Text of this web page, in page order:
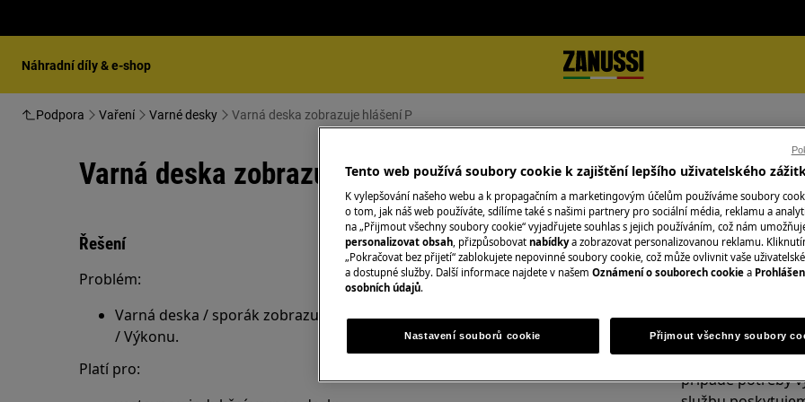
Náhradní díly & e-shop
Podpora Vaření Varné desky Varná deska zobrazuje hlášení P
Varná deska zobrazuje hlášení P
Řešení
Problém:
Varná deska / sporák zobrazuje hlášení P. Naznačuje to aktivaci funce Posílení
/ Výkonu.
Platí pro:
Objednejte si
V oblasti, ve
Fixní cena
kvalifikovaní
nejprve
případě potřeby
Tento web používá soubory cookie k zajištění lepšího uživatelského
K vylepšování našeho webu a k propagačním a marketingovým účelům používáme soubory
o tom, jak náš web používáte, sdílíme také s našimi partnery pro sociální média, reklamu a
na „Přijmout všechny soubory cookie“ vyjadřujete souhlas s jejich používáním, což nám
personalizovat obsah, přizpůsobovat nabídkya zobrazovat personalizovanou reklamu.
„Pokračovat bez přijetí“ zablokujete nepovinné soubory cookie, což může ovlivnit vaše
a dostupné služby. Další informace najdete v našem Oznámení o souborech cookie a
osobních údajů.
Nastavení souborů cookie Přijmout všechny soubory